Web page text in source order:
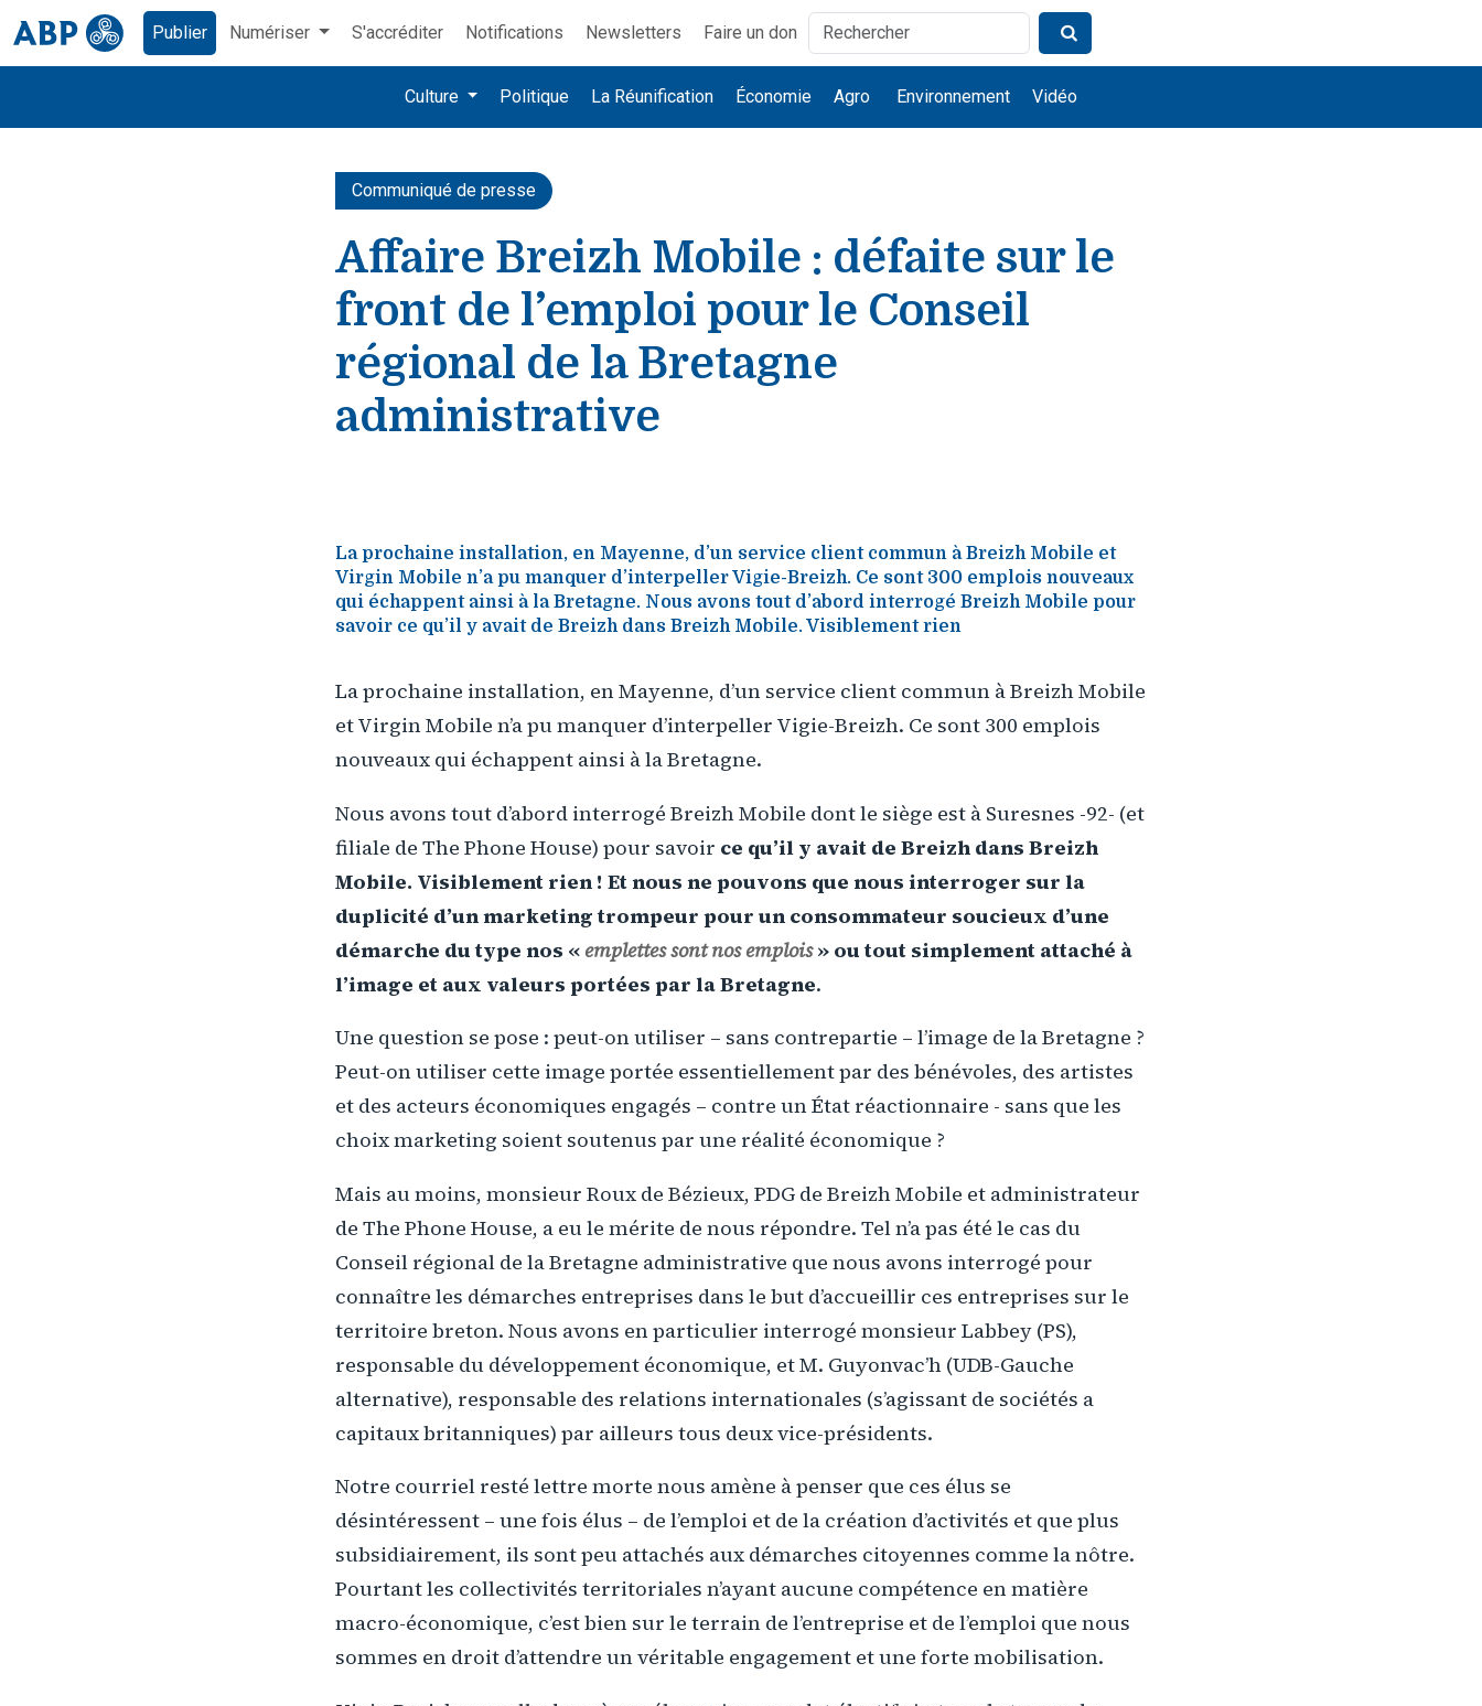
Publier Numériser S'accréditer Notifications Newsletters Faire un don
Culture Politique La Réunification Économie Agro Environnement Vidéo
Communiqué de presse
Affaire Breizh Mobile : défaite sur le
front de l’emploi pour le Conseil
régional de la Bretagne
administrative
La prochaine installation, en Mayenne, d’un service client commun à Breizh Mobile et
Virgin Mobile n’a pu manquer d’interpeller Vigie-Breizh. Ce sont 300 emplois nouveaux
qui échappent ainsi à la Bretagne. Nous avons tout d’abord interrogé Breizh Mobile pour
savoir ce qu’il y avait de Breizh dans Breizh Mobile. Visiblement rien
La prochaine installation, en Mayenne, d’un service client commun à Breizh Mobile
et Virgin Mobile n’a pu manquer d’interpeller Vigie-Breizh. Ce sont 300 emplois
nouveaux qui échappent ainsi à la Bretagne.
Nous avons tout d’abord interrogé Breizh Mobile dont le siège est à Suresnes -92- (et
filiale de The Phone House) pour savoir ce qu’il y avait de Breizh dans Breizh
Mobile. Visiblement rien ! Et nous ne pouvons que nous interroger sur la
duplicité d’un marketing trompeur pour un consommateur soucieux d’une
démarche du type nos « emplettes sont nos emplois» ou tout simplement attaché à
l’image et aux valeurs portées par la Bretagne.
Une question se pose : peut-on utiliser – sans contrepartie – l’image de la Bretagne ?
Peut-on utiliser cette image portée essentiellement par des bénévoles, des artistes
et des acteurs économiques engagés – contre un État réactionnaire - sans que les
choix marketing soient soutenus par une réalité économique ?
Mais au moins, monsieur Roux de Bézieux, PDG de Breizh Mobile et administrateur
de The Phone House, a eu le mérite de nous répondre. Tel n’a pas été le cas du
Conseil régional de la Bretagne administrative que nous avons interrogé pour
connaître les démarches entreprises dans le but d’accueillir ces entreprises sur le
territoire breton. Nous avons en particulier interrogé monsieur Labbey (PS),
responsable du développement économique, et M. Guyonvac’h (UDB-Gauche
alternative), responsable des relations internationales (s’agissant de sociétés a
capitaux britanniques) par ailleurs tous deux vice-présidents.
Notre courriel resté lettre morte nous amène à penser que ces élus se
désintéressent – une fois élus – de l’emploi et de la création d’activités et que plus
subsidiairement, ils sont peu attachés aux démarches citoyennes comme la nôtre.
Pourtant les collectivités territoriales n’ayant aucune compétence en matière
macro-économique, c’est bien sur le terrain de l’entreprise et de l’emploi que nous
sommes en droit d’attendre un véritable engagement et une forte mobilisation.